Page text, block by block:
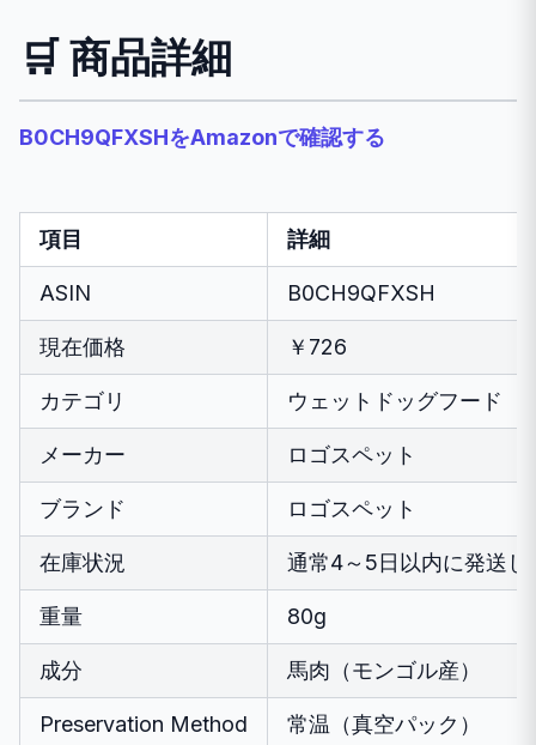
🛒 商品詳細
B0CH9QFXSHをAmazonで確認する
項目 詳細
ASIN B0CH9QFXSH
現在価格 ￥726
カテゴリ ウェットドッグフード
メーカー ロゴスペット
ブランド ロゴスペット
在庫状況 通常4～5日以内に発送し
重量 80g
成分 馬肉（モンゴル産）
Preservation Method 常温（真空パック）